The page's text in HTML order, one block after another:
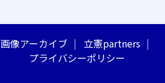
画像アーカイブ
立憲partners
プライバシーポリシー